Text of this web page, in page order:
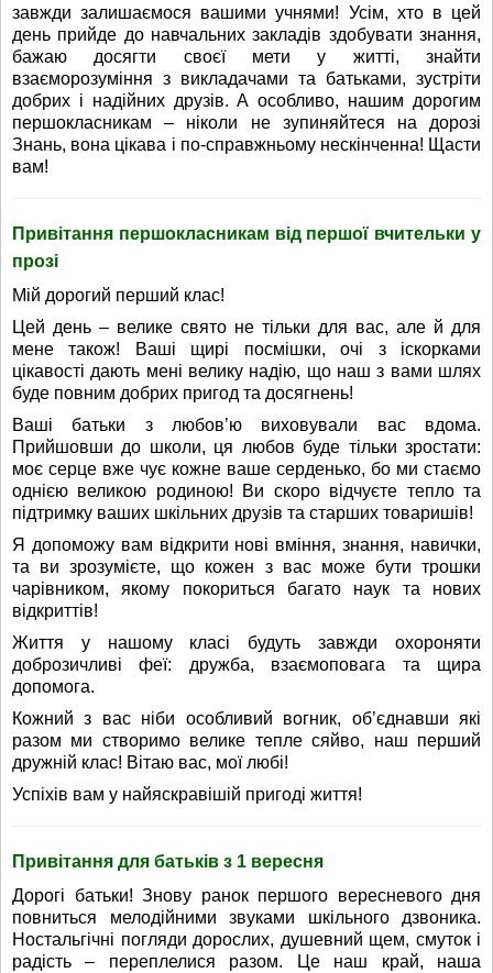
завжди залишаємося вашими учнями! Усім, хто в цей
день прийде до навчальних закладів здобувати знання,
бажаю досягти своєї мети у житті, знайти
взаєморозуміння з викладачами та батьками, зустріти
добрих і надійних друзів. А особливо, нашим дорогим
першокласникам – ніколи не зупиняйтеся на дорозі
Знань, вона цікава і по-справжньому нескінченна! Щасти
вам!
Привітання першокласникам від першої вчительки у
прозі
Мій дорогий перший клас!
Цей день – велике свято не тільки для вас, але й для
мене також! Ваші щирі посмішки, очі з іскорками
цікавості дають мені велику надію, що наш з вами шлях
буде повним добрих пригод та досягнень!
Ваші батьки з любов’ю виховували вас вдома.
Прийшовши до школи, ця любов буде тільки зростати:
моє серце вже чує кожне ваше серденько, бо ми стаємо
однією великою родиною! Ви скоро відчуєте тепло та
підтримку ваших шкільних друзів та старших товаришів!
Я допоможу вам відкрити нові вміння, знання, навички,
та ви зрозумієте, що кожен з вас може бути трошки
чарівником, якому покориться багато наук та нових
відкриттів!
Життя у нашому класі будуть завжди охороняти
доброзичливі феї: дружба, взаємоповага та щира
допомога.
Кожний з вас ніби особливий вогник, об’єднавши які
разом ми створимо велике тепле сяйво, наш перший
дружній клас! Вітаю вас, мої любі!
Успіхів вам у найяскравішій пригоді життя!
Привітання для батьків з 1 вересня
Дорогі батьки! Знову ранок першого вересневого дня
повниться мелодійними звуками шкільного дзвоника.
Ностальгічні погляди дорослих, душевний щем, смуток і
радість – переплелися разом. Це наш край, наша